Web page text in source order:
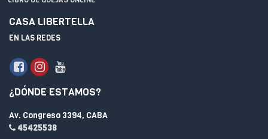
CASA LIBERTELLA
EN LAS REDES
¿DÓNDE ESTAMOS?
Av. Congreso 3394, CABA
45425538